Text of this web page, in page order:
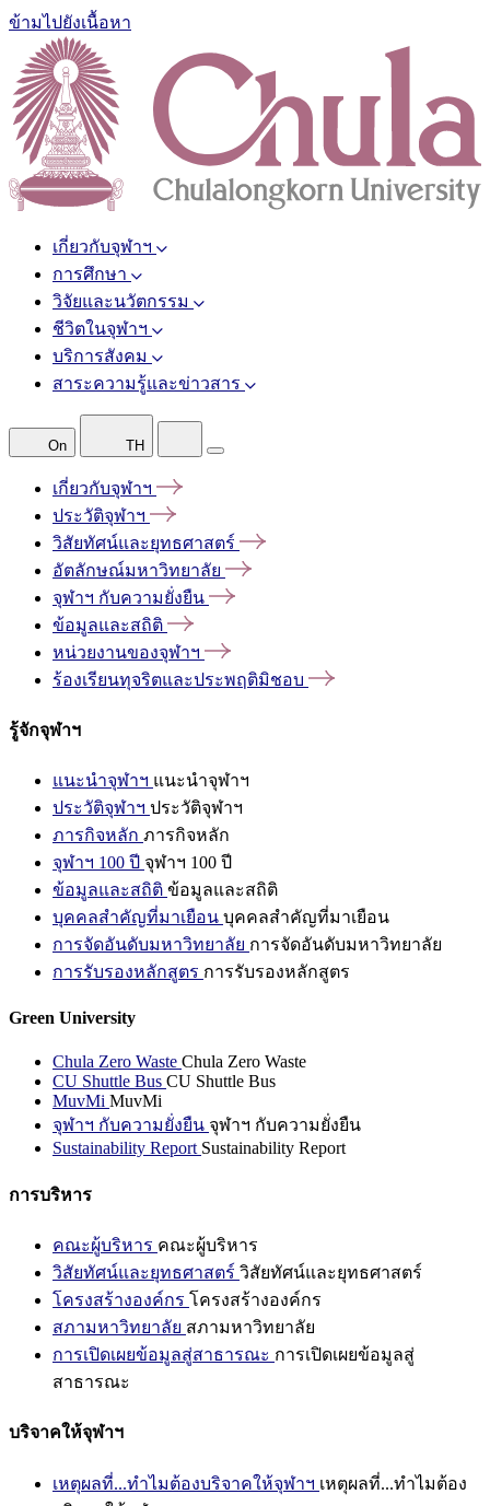
ข้ามไปยังเนื้อหา
เกี่ยวกับจุฬาฯ
การศึกษา
วิจัยและนวัตกรรม
ชีวิตในจุฬาฯ
บริการสังคม
สาระความรู้และข่าวสาร
On TH
เกี่ยวกับจุฬาฯ
ประวัติจุฬาฯ
วิสัยทัศน์และยุทธศาสตร์
อัตลักษณ์มหาวิทยาลัย
จุฬาฯ กับความยั่งยืน
ข้อมูลและสถิติ
หน่วยงานของจุฬาฯ
ร้องเรียนทุจริตและประพฤติมิชอบ
รู้จักจุฬาฯ
แนะนำจุฬาฯ แนะนำจุฬาฯ
ประวัติจุฬาฯ ประวัติจุฬาฯ
ภารกิจหลัก ภารกิจหลัก
จุฬาฯ 100 ปี จุฬาฯ 100 ปี
ข้อมูลและสถิติ ข้อมูลและสถิติ
บุคคลสำคัญที่มาเยือน บุคคลสำคัญที่มาเยือน
การจัดอันดับมหาวิทยาลัย การจัดอันดับมหาวิทยาลัย
การรับรองหลักสูตร การรับรองหลักสูตร
Green University
Chula Zero Waste Chula Zero Waste
CU Shuttle Bus CU Shuttle Bus
MuvMi MuvMi
จุฬาฯ กับความยั่งยืน จุฬาฯ กับความยั่งยืน
Sustainability Report Sustainability Report
การบริหาร
คณะผู้บริหาร คณะผู้บริหาร
วิสัยทัศน์และยุทธศาสตร์ วิสัยทัศน์และยุทธศาสตร์
โครงสร้างองค์กร โครงสร้างองค์กร
สภามหาวิทยาลัย สภามหาวิทยาลัย
การเปิดเผยข้อมูลสู่สาธารณะ การเปิดเผยข้อมูลสู่
สาธารณะ
บริจาคให้จุฬาฯ
เหตุผลที่...ทำไมต้องบริจาคให้จุฬาฯ เหตุผลที่...ทำไมต้อง